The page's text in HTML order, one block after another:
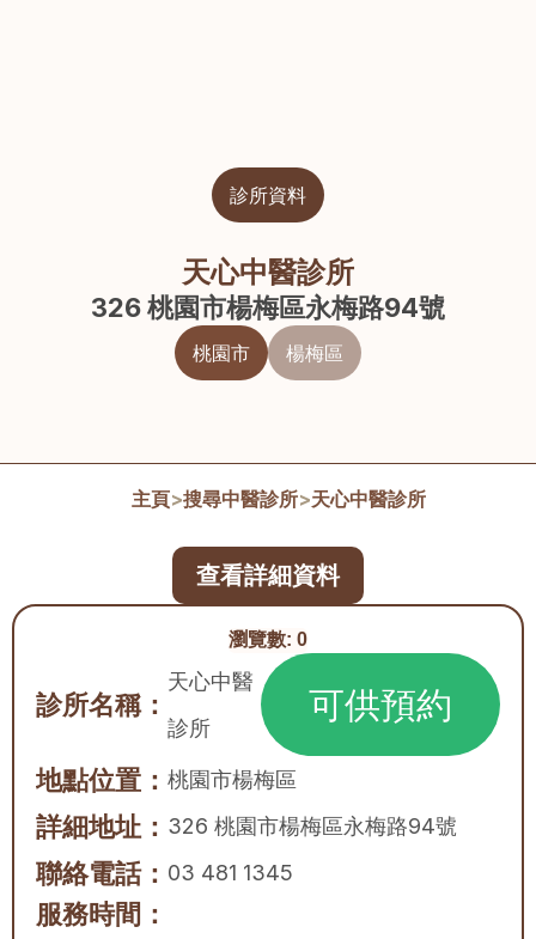
診所資料
天心中醫診所
326 桃園市楊梅區永梅路94號
桃園市 楊梅區
主頁>搜尋中醫診所>天心中醫診所
瀏覽數: 0
診所名稱：
天心中醫
診所
可供預約
地點位置： 桃園市楊梅區
詳細地址： 326 桃園市楊梅區永梅路94號
聯絡電話： 03 481 1345
服務時間：
查看詳細資料